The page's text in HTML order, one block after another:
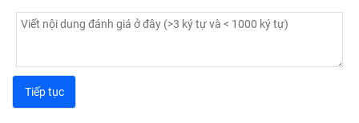
có thể bạn đag sử dụng cục sạc không tương thích
Surface Chuyên Nghiệp của bạn bị loạn cảm ứng,
đơ hoặc chậm khi thao thác khiến bạn vô cùng khó
chịu.